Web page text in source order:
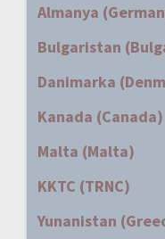
Almanya
Bulgaristan
Danimarka
Kanada (Canada)
Malta (Malta)
KKTC (TRNC)
Yunanistan